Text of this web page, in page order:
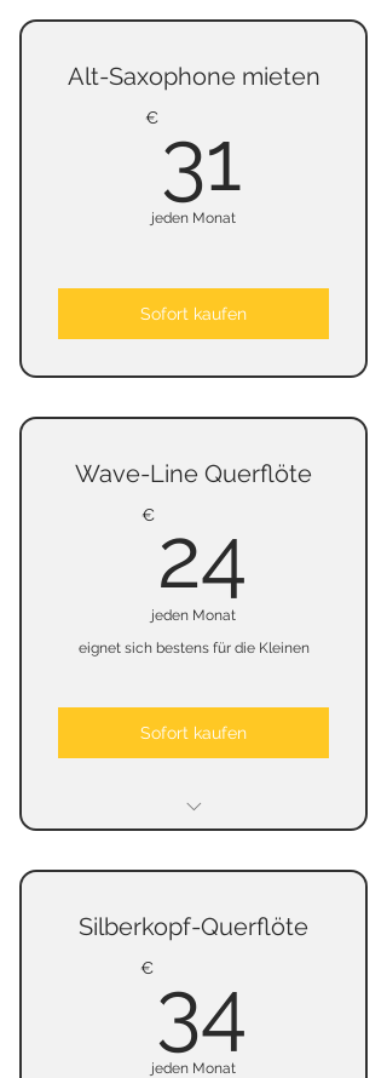
Alt-Saxophone mieten
€ 31
jeden Monat
Sofort kaufen
Wave-Line Querflöte
€ 24
jeden Monat
eignet sich bestens für die Kleinen
Sofort kaufen
keine Kaution
Silberkopf-Querflöte
€ 34
jeden Monat